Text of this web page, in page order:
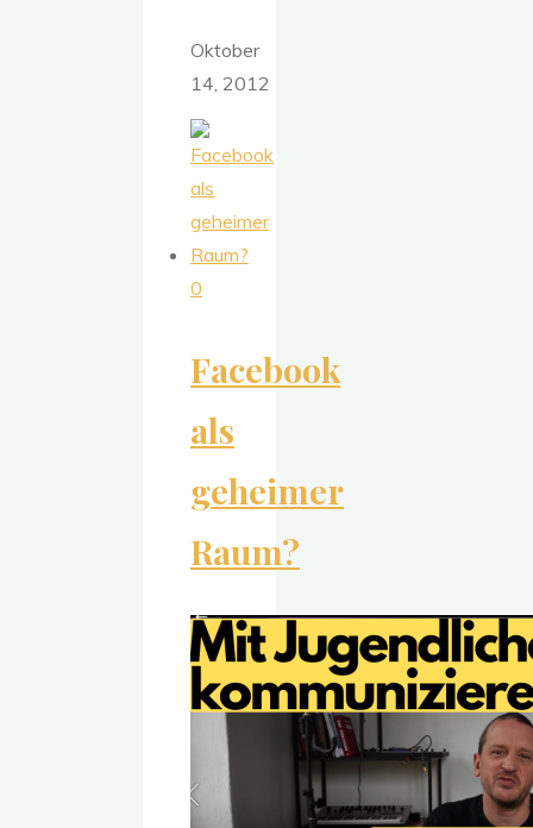
Oktober
14, 2012
0
Facebook
als
geheimer
Raum?